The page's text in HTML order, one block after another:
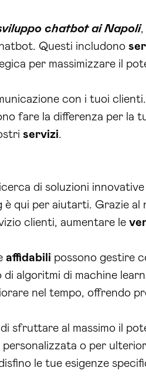
chatbot ai Napoli,
Questi includono
per massimizzare il
con i tuoi
fare la differenza per la
servizi.
di soluzioni
è qui per aiutarti. Grazie al
clienti, aumentare le
affidabili possono gestire
algoritmi di machine
nel tempo, offrendo
sfruttare al massimo il
personalizzata o per
le tue esigenze